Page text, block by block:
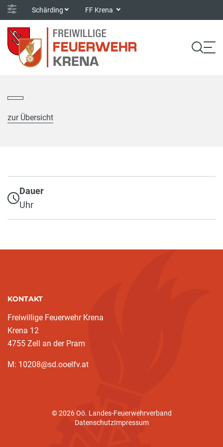
Schärding FF Krena
zur Übersicht
Dauer
Uhr
KONTAKT
Freiwillige Feuerwehr Krena
Krena 12
4755 Zell an der Pram
M: 10208@sd.ooelfv.at
© 2026 Oö. Landes-Feuerwehrverband
DatenschutzImpressum